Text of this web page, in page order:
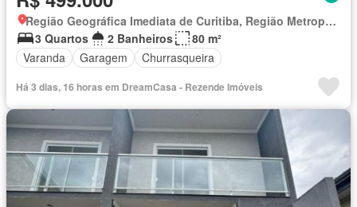
Região Geográfica Imediata de Curitiba, Região Metropolitana de Curitiba
3 Quartos
2 Banheiros
80 m²
Varanda
Garagem Churrasqueira
Há 3 dias, 16 horas em DreamCasa - Rezende Imóveis